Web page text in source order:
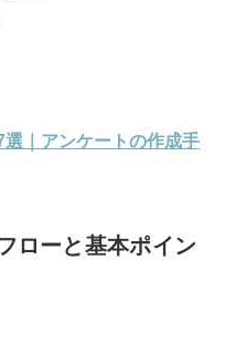
｜アンケートの作成手
ローと基本ポイン